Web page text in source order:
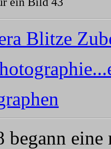
Blitze
begann